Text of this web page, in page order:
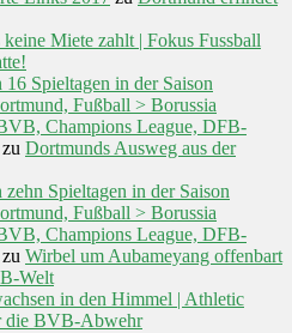
Miete zahlt | Fokus Fussball
Spieltagen in der Saison
Fußball > Borussia
Champions League, DFB-
zu Dortmunds Ausweg aus der
Spieltagen in der Saison
Fußball > Borussia
Champions League, DFB-
zu Wirbel um Aubameyang offenbart
Welt
in den Himmel | Athletic
die BVB-Abwehr